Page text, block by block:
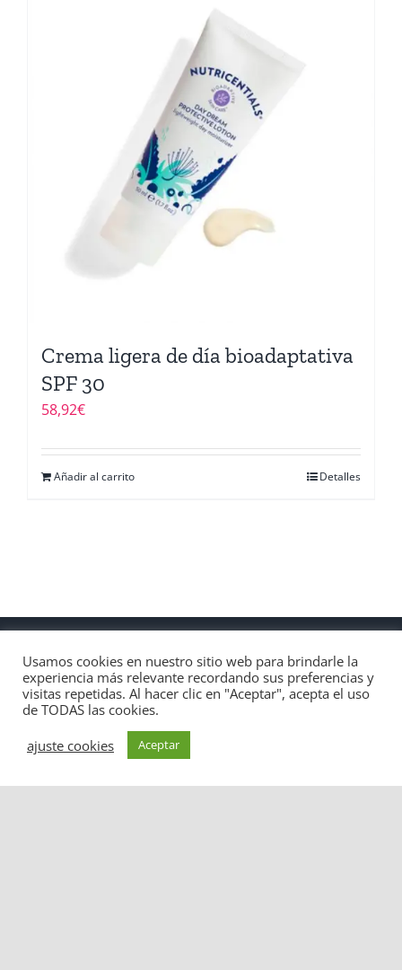
Crema ligera de día bioadaptativa
SPF 30
58,92€
Añadir al carrito Detalles
Esta web pertenece a:
Julia Fuentes Vidal
Usamos cookies en nuestro sitio web para brindarle la
experiencia más relevante recordando sus preferencias y
visitas repetidas. Al hacer clic en "Aceptar", acepta el uso
de TODAS las cookies.
ajuste cookies
Aceptar